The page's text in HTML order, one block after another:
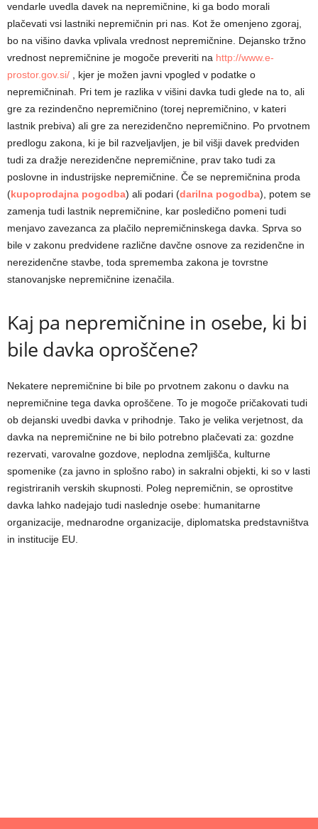
vendarle uvedla davek na nepremičnine, ki ga bodo morali
plačevati vsi lastniki nepremičnin pri nas. Kot že omenjeno zgoraj,
bo na višino davka vplivala vrednost nepremičnine. Dejansko tržno
vrednost nepremičnine je mogoče preveriti na http://www.e-
prostor.gov.si/ , kjer je možen javni vpogled v podatke o
nepremičninah. Pri tem je razlika v višini davka tudi glede na to, ali
gre za rezindenčno nepremičnino (torej nepremičnino, v kateri
lastnik prebiva) ali gre za nerezidenčno nepremičnino. Po prvotnem
predlogu zakona, ki je bil razveljavljen, je bil višji davek predviden
tudi za dražje nerezidenčne nepremičnine, prav tako tudi za
poslovne in industrijske nepremičnine. Če se nepremičnina proda
(kupoprodajna pogodba) ali podari (darilna pogodba), potem se
zamenja tudi lastnik nepremičnine, kar posledično pomeni tudi
menjavo zavezanca za plačilo nepremičninskega davka. Sprva so
bile v zakonu predvidene različne davčne osnove za rezidenčne in
nerezidenčne stavbe, toda sprememba zakona je tovrstne
stanovanjske nepremičnine izenačila.
Kaj pa nepremičnine in osebe, ki bi
bile davka oproščene?
Nekatere nepremičnine bi bile po prvotnem zakonu o davku na
nepremičnine tega davka oproščene. To je mogoče pričakovati tudi
ob dejanski uvedbi davka v prihodnje. Tako je velika verjetnost, da
davka na nepremičnine ne bi bilo potrebno plačevati za: gozdne
rezervati, varovalne gozdove, neplodna zemljišča, kulturne
spomenike (za javno in splošno rabo) in sakralni objekti, ki so v lasti
registriranih verskih skupnosti. Poleg nepremičnin, se oprostitve
davka lahko nadejajo tudi naslednje osebe: humanitarne
organizacije, mednarodne organizacije, diplomatska predstavništva
in institucije EU.